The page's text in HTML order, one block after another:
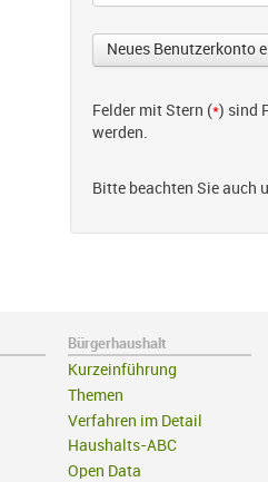
Felder mit Stern (*) sind
werden.
Bitte beachten Sie auch
Bürgerhaushalt
Kurzeinführung
Themen
Verfahren im Detail
Haushalts-ABC
Open Data